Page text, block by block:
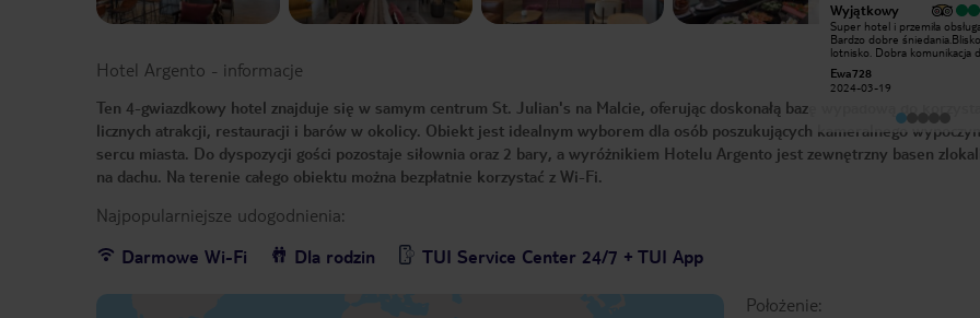
Wyjątkowy
Trochę mieliśmy kłopotu z
dowożą w każdym kierunku wyspy
Wyjątkowy
Super hotel i przemiła
Bardzo dobre
lotnisko. Dobra komunikacja
bardzo zadowoleni z mężem.
wypoczynek. Polecamy hotel
Ewa728
2024-03-19
Hotel Argento - informacje
Ten 4-gwiazdkowy hotel znajduje się w samym centrum St. Julian's na Malcie, oferując doskonałą bazę wypadową do
licznych atrakcji, restauracji i barów w okolicy. Obiekt jest idealnym wyborem dla osób poszukujących kameralnego
sercu miasta. Do dyspozycji gości pozostaje siłownia oraz 2 bary, a wyróżnikiem Hotelu Argento jest zewnętrzny basen
na dachu. Na terenie całego obiektu można bezpłatnie korzystać z Wi-Fi.
Najpopularniejsze udogodnienia:
Darmowe Wi-Fi
Dla rodzin TUI Service Center 24/7 + TUI App
Położenie: